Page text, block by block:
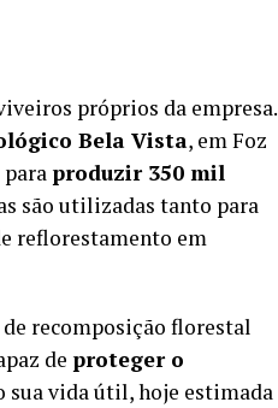
próprios da empresa.
Bela Vista, em Foz
produzir 350 mil
são utilizadas tanto para
reflorestamento em
recomposição florestal
de proteger o
sua vida útil, hoje estimada